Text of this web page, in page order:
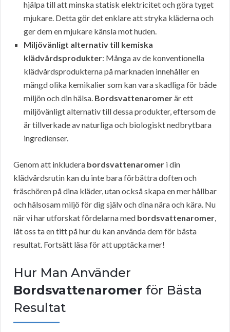
hjälpa till att minska statisk elektricitet och göra tyget
mjukare. Detta gör det enklare att stryka kläderna och
ger dem en mjukare känsla mot huden.
Miljövänligt alternativ till kemiska
klädvårdsprodukter: Många av de konventionella
klädvårdsprodukterna på marknaden innehåller en
mängd olika kemikalier som kan vara skadliga för både
miljön och din hälsa. Bordsvattenaromerär ett
miljövänligt alternativ till dessa produkter, eftersom de
är tillverkade av naturliga och biologiskt nedbrytbara
ingredienser.
Genom att inkludera bordsvattenaromer i din
klädvårdsrutin kan du inte bara förbättra doften och
fräschören på dina kläder, utan också skapa en mer hållbar
och hälsosam miljö för dig själv och dina nära och kära. Nu
när vi har utforskat fördelarna med bordsvattenaromer,
låt oss ta en titt på hur du kan använda dem för bästa
resultat. Fortsätt läsa för att upptäcka mer!
Hur Man Använder
Bordsvattenaromer för Bästa
Resultat